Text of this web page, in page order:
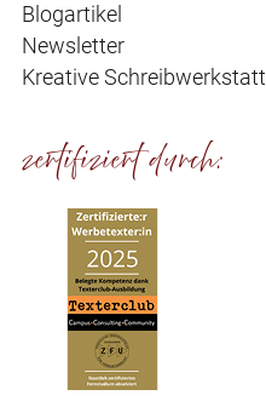
Blogartikel
Newsletter
Kreative Schreibwerkstatt
zertifiziert durch: